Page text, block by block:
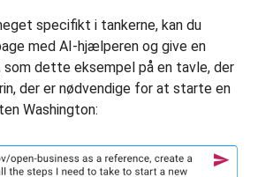
specifikt i tankerne, kan du
med AI-hjælperen og give en
som dette eksempel på en tavle, der
der er nødvendige for at starte en
Washington: